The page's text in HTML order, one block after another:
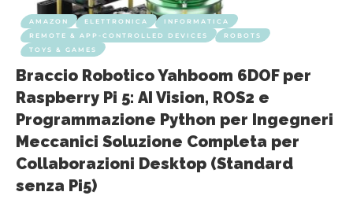
AMAZON ELETTRONICA
INFORMATICA
REMOTE & APP-CONTROLLED DEVICES
ROBOTS
TOYS & GAMES
Braccio Robotico Yahboom 6DOF per
Raspberry Pi 5: AI Vision, ROS2 e
Programmazione Python per Ingegneri
Meccanici Soluzione Completa per
Collaborazioni Desktop (Standard
senza Pi5)